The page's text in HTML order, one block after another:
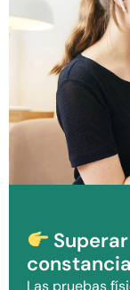
Las pruebas